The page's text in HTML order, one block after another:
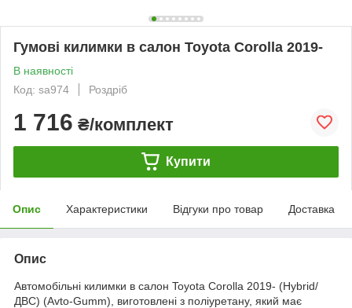
Гумові килимки в салон Toyota Corolla 2019-
В наявності
Код: sa974
Роздріб
1 716 ₴/комплект
Купити
Опис Характеристики Відгуки про товар Доставка
Опис
Автомобільні килимки в салон Toyota Corolla 2019- (Hybrid/
ДВС) (Avto-Gumm), виготовлені з поліуретану, який має